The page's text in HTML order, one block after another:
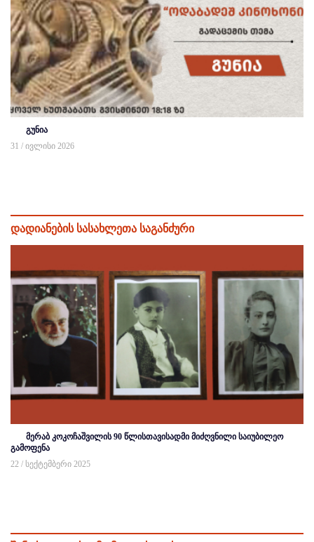
გუნია
31 / ივლისი 2026
დადიანების სასახლეთა საგანძური
მერაბ კოკოჩაშვილის 90 წლისთავისადმი მიძღვნილი საიუბილეო
გამოფენა
22 / სექტემბერი 2025